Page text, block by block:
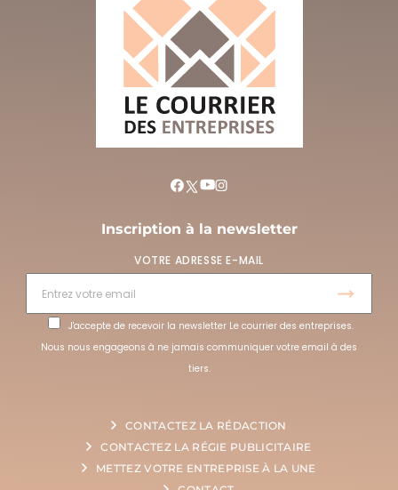
Inscription à la newsletter
VOTRE ADRESSE E-MAIL
J'accepte de recevoir la newsletter Le courrier des entreprises.
Nous nous engageons à ne jamais communiquer votre email à des
tiers.
CONTACTEZ LA RÉDACTION
CONTACTEZ LA RÉGIE PUBLICITAIRE
METTEZ VOTRE ENTREPRISE À LA UNE